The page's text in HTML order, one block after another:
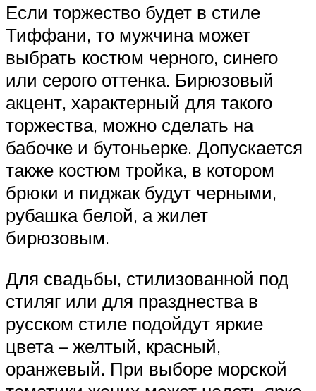
Если торжество будет в стиле
Тиффани, то мужчина может
выбрать костюм черного, синего
или серого оттенка. Бирюзовый
акцент, характерный для такого
торжества, можно сделать на
бабочке и бутоньерке. Допускается
также костюм тройка, в котором
брюки и пиджак будут черными,
рубашка белой, а жилет
бирюзовым.
Для свадьбы, стилизованной под
стиляг или для празднества в
русском стиле подойдут яркие
цвета – желтый, красный,
оранжевый. При выборе морской